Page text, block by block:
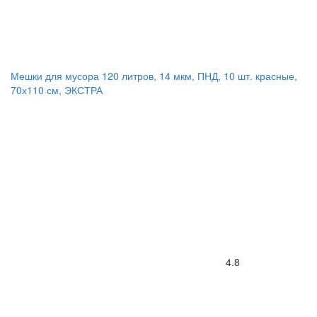
Мешки для мусора 120 литров, 14 мкм, ПНД, 10 шт. красные,
70х110 см, ЭКСТРА
4.8